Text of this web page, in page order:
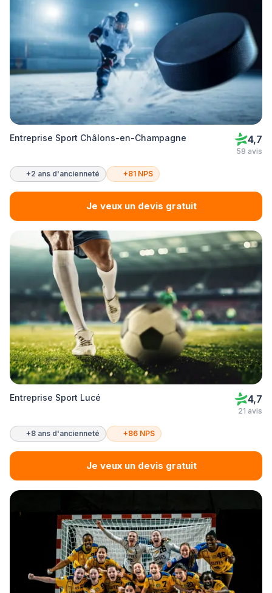
Entreprise Sport Châlons-en-Champagne 4,7
58 avis
+2 ans d'ancienneté +81 NPS
Je veux un devis gratuit
Entreprise Sport Lucé 4,7
21 avis
+8 ans d'ancienneté +86 NPS
Je veux un devis gratuit